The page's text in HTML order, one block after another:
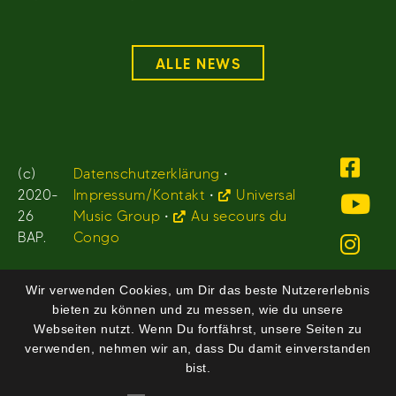
ALLE NEWS
(c)
2020-
26
BAP.
Datenschutzerklärung •
Impressum/Kontakt •
Universal
Music Group •
Au secours du
Congo
Wir verwenden Cookies, um Dir das beste Nutzererlebnis
bieten zu können und zu messen, wie du unsere
Webseiten nutzt. Wenn Du fortfährst, unsere Seiten zu
verwenden, nehmen wir an, dass Du damit einverstanden
bist.